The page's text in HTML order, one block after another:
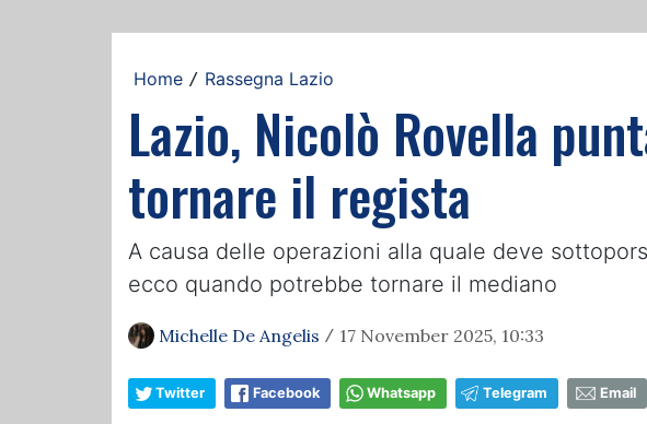
Home / Rassegna Lazio
Lazio, Nicolò Rovella
tornare il regista
A causa delle operazioni alla quale deve
ecco quando potrebbe tornare il mediano
Michelle De Angelis / 17 November 2025, 10:33
Twitter Facebook Whatsapp Telegram Email